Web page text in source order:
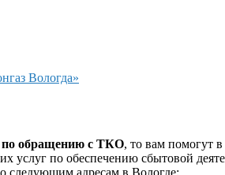
Вологда»
по обращению с ТКО, то вам помогут
услуг по обеспечению сбытовой